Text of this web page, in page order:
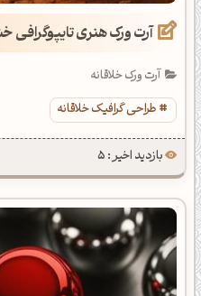
آرت ورک هنری تایپوگرافی
آرت ورک خلاقانه
طراحی گرافیک خلاقانه
بازدید اخیر : 5